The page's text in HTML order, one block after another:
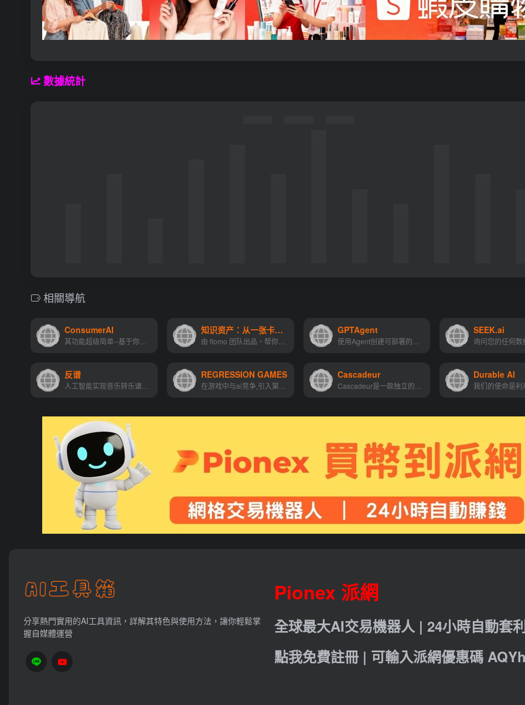
數據統計
相關導航
ConsumerAI 知识资产：从一张卡片开始积累
由 flomo 团队出品，帮你如何...
GPTAgent SEEK.ai
反谱 REGRESSION GAMES
在游戏中与ai竞争,引入第一个全功能的AI、游戏和锦标赛平台。创建自己的ai并参与竞争!
Cascadeur Durable AI
分享熱門實用的AI工具資訊，詳解其特色與使用方法，讓你輕鬆掌
握自媒體運營
Pionex 派網
全球最大AI交易機器人 | 24小時自動套
點我免費註冊 | 可輸入派網優惠碼